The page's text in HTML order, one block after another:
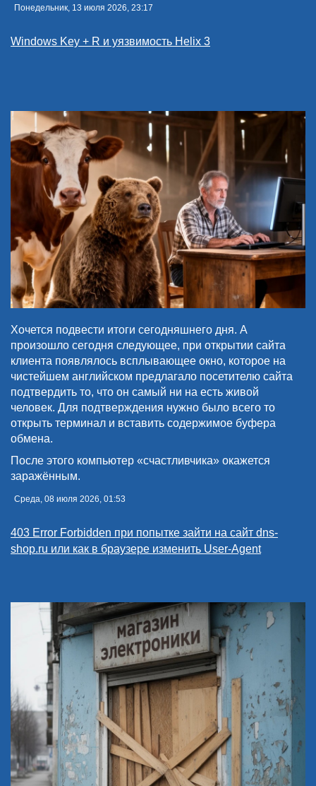
Понедельник, 13 июля 2026, 23:17
Windows Key + R и уязвимость Helix 3
Хочется подвести итоги сегодняшнего дня. А
произошло сегодня следующее, при открытии сайта
клиента появлялось всплывающее окно, которое на
чистейшем английском предлагало посетителю сайта
подтвердить то, что он самый ни на есть живой
человек. Для подтверждения нужно было всего то
открыть терминал и вставить содержимое буфера
обмена.
После этого компьютер «счастливчика» окажется
заражённым.
Среда, 08 июля 2026, 01:53
403 Error Forbidden при попытке зайти на сайт dns-
shop.ru или как в браузере изменить User-Agent